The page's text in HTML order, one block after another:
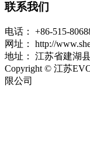
联系我们
电话：
+86-515-
网址：
http://
地址：
江苏省建湖
Copyright © 江苏
限公司